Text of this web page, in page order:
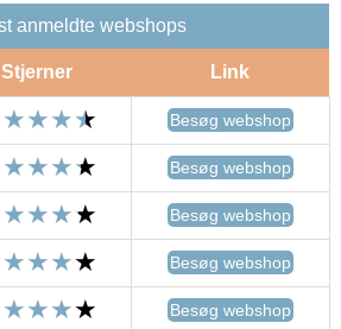
anmeldte webshops
Stjerner Link
Besøg webshop
Besøg webshop
Besøg webshop
Besøg webshop
Besøg webshop